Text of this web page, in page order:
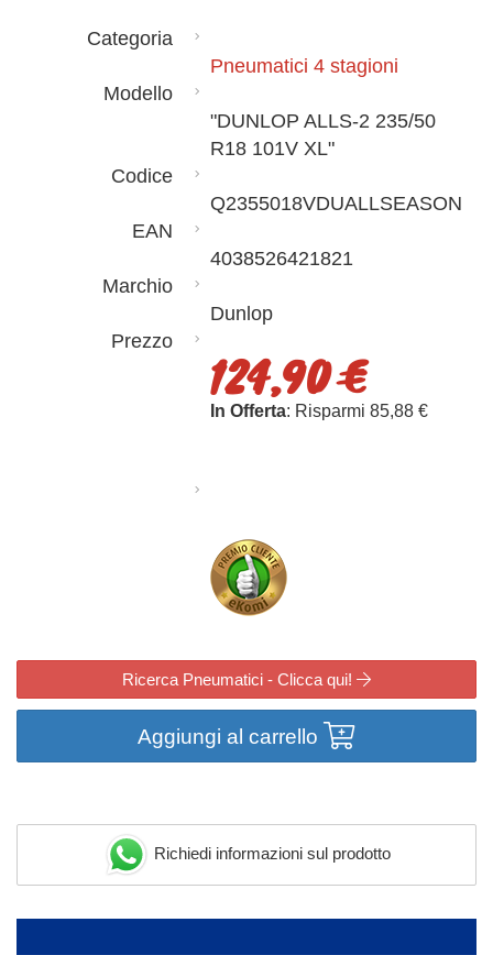
Categoria
Pneumatici 4 stagioni
Modello
"DUNLOP ALLS-2 235/50
R18 101V XL"
Codice
Q2355018VDUALLSEASON
EAN
4038526421821
Marchio
Dunlop
Prezzo
124,90 €
In Offerta: Risparmi 85,88 €
Ricerca Pneumatici - Clicca qui!
Aggiungi al carrello
Richiedi informazioni sul prodotto